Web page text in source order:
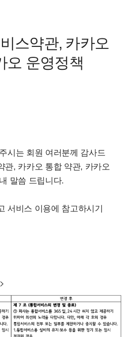
스약관, 카카오
오 운영정책
시는 회원 여러분께 감사드
관, 카카오 통합 약관, 카카오
말씀 드립니다.
서비스 이용에 참고하시기